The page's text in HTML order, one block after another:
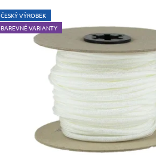
ČESKÝ VÝROBEK
BAREVNÉ VARIANTY